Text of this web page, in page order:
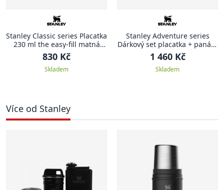
Stanley Classic series Placatka
230 ml the easy-fill matná
černá CLASSIC
830 Kč
Skladem
Stanley Adventure series
Dárkový set placatka + panáky
zelená ADVENTURE
1 460 Kč
Skladem
Více od Stanley